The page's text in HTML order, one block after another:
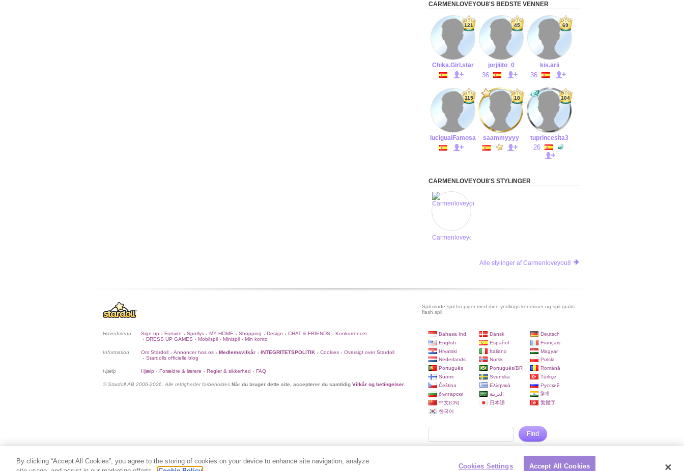
CARMENLOVEYOU8'S BEDSTE VENNER
121
Chika.Girl.star
45
jorjiiito_0
36
69
kis.arii
36
115
luciguaiFamosa
18
saammyyyy
104
tuprincesita3
26
CARMENLOVEYOU8'S STYLINGER
Carmenloveyou8
Alle stylinger af Carmenloveyou8
Spil mode spil for piger med dine yndlings kendisser og spil gratis
flash spil
Hovedmenu Sign up • Forside • Spotlys • MY HOME • Shopping • Design • CHAT & FRIENDS • Konkurrencer
• DRESS UP GAMES • Mobilspil • Minispil • Min konto
Information Om Stardoll • Annoncer hos os • Medlemsvilkår • INTEGRITETSPOLITIK • Cookies • Oversigt over Stardoll
• Stardolls officielle blog
Hjælp Hjælp • Forældre & lærere • Regler & sikkerhed • FAQ
© Stardoll AB 2006-2026. Alle rettigheder forbeholdes. Når du bruger dette site, accepterer du samtidig Vilkår og betingelser.
Bahasa Ind. Dansk
Deutsch
English
Español
Français
Hrvatski
Italiano
Magyar
Nederlands
Norsk
Polski
Português
Português/BR
Română
Suomi
Svenska
Türkçe
Čeština
Ελληνικά
Русский
български
العربية
हिन्दी
中文(CN)
日本語
繁體字
한국어
Find
By clicking “Accept All Cookies”, you agree to the storing of cookies on your device to enhance site navigation, analyze
Cookies Settings Accept All Cookies